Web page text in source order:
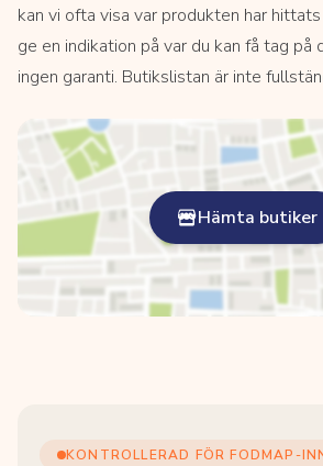
kan vi ofta visa var produkten har
ge en indikation på var du kan få tag på
ingen garanti. Butikslistan är inte
Hämta butiker
KONTROLLERAD FÖR FODMAP-